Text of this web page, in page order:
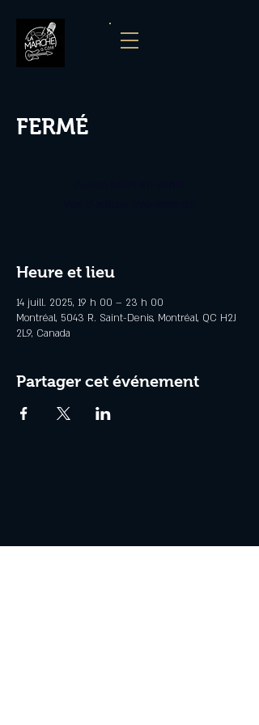
FERMÉ
Heure et lieu
14 juill. 2025, 19 h 00 – 23 h 00
Montréal, 5043 R. Saint-Denis, Montréal, QC H2J
2L9, Canada
Partager cet événement